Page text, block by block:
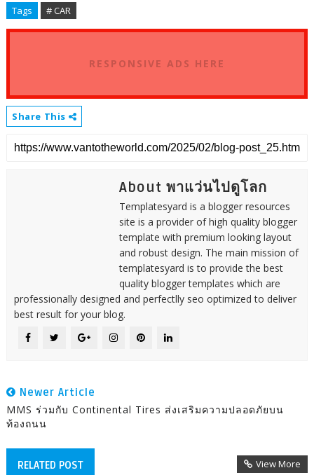
Tags # CAR
RESPONSIVE ADS HERE
Share This
About พาแว่นไปดูโลก
Templatesyard is a blogger resources
site is a provider of high quality blogger
template with premium looking layout
and robust design. The main mission of
templatesyard is to provide the best
quality blogger templates which are
professionally designed and perfectlly seo optimized to deliver
best result for your blog.
Newer Article
MMS ร่วมกับ Continental Tires ส่งเสริมความปลอดภัยบน
ท้องถนน
RELATED POST View More